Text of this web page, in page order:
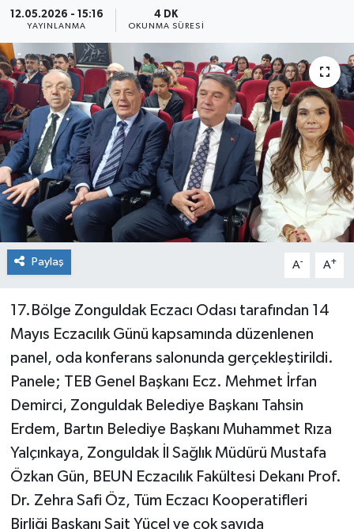
12.05.2026 - 15:16
YAYINLANMA
4 DK
OKUNMA SÜRESI
Paylaş A- A+
17.Bölge Zonguldak Eczacı Odası tarafından 14
Mayıs Eczacılık Günü kapsamında düzenlenen
panel, oda konferans salonunda gerçekleştirildi.
Panele; TEB Genel Başkanı Ecz. Mehmet İrfan
Demirci, Zonguldak Belediye Başkanı Tahsin
Erdem, Bartın Belediye Başkanı Muhammet Rıza
Yalçınkaya, Zonguldak İl Sağlık Müdürü Mustafa
Özkan Gün, BEUN Eczacılık Fakültesi Dekanı Prof.
Dr. Zehra Safi Öz, Tüm Eczacı Kooperatifleri
Birliği Başkanı Sait Yücel ve çok sayıda
SPOR
YAŞAM
Zonguldak